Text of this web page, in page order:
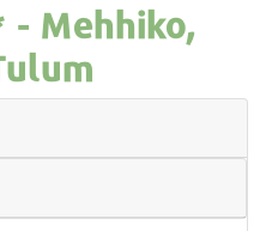
- Mehhiko,